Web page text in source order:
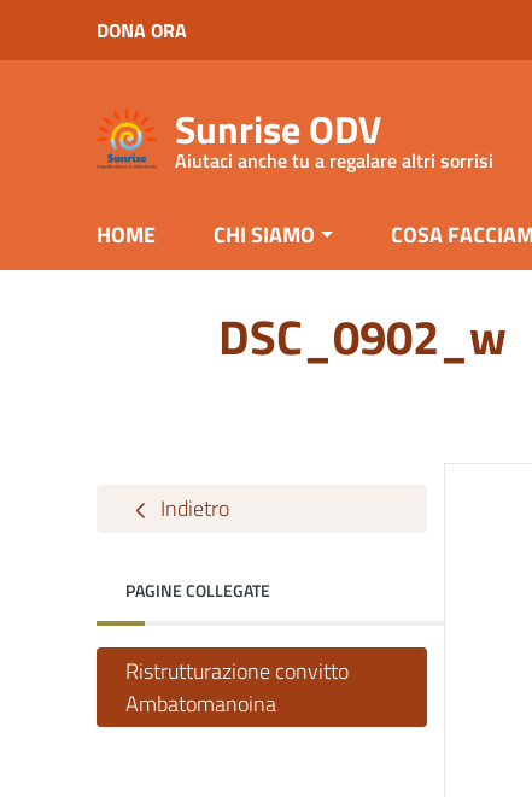
Vai al menu di navigazione
DONA ORA
Sunrise ODV
Aiutaci anche tu a regalare altri sorrisi
HOME CHI SIAMO COSA
DSC_0902_w
Indietro
PAGINE COLLEGATE
Ristrutturazione convitto
Ambatomanoina